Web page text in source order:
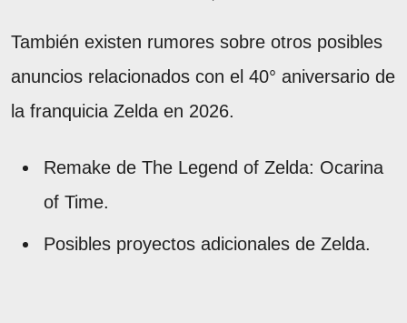
También existen rumores sobre otros posibles
anuncios relacionados con el 40° aniversario de
la franquicia Zelda en 2026.
Remake de The Legend of Zelda: Ocarina
of Time.
Posibles proyectos adicionales de Zelda.